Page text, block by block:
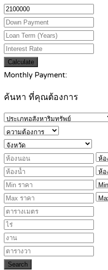
Calculate
Monthly Payment:
ค้นหา ที่คุณต้องการ
Search